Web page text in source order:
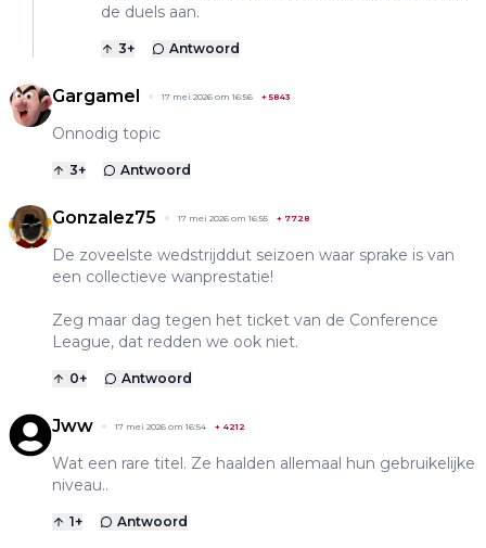
de duels aan.
3+ Antwoord
Gargamel 17 mei 2026 om 16:56 + 5843
Onnodig topic
3+ Antwoord
Gonzalez75 17 mei 2026 om 16:55 + 7728
De zoveelste wedstrijddut seizoen waar sprake is van
een collectieve wanprestatie!
Zeg maar dag tegen het ticket van de Conference
League, dat redden we ook niet.
0+ Antwoord
Jww 17 mei 2026 om 16:54 + 4212
Wat een rare titel. Ze haalden allemaal hun gebruikelijke
niveau..
1+ Antwoord